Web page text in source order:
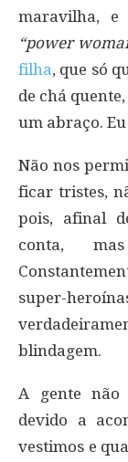
maravilha, e
“power
filha, que só
de chá
um abraço.
Não nos
ficar tristes,
pois, afinal
conta,
super-
blindagem.
A gente não
devido a
vestimos e